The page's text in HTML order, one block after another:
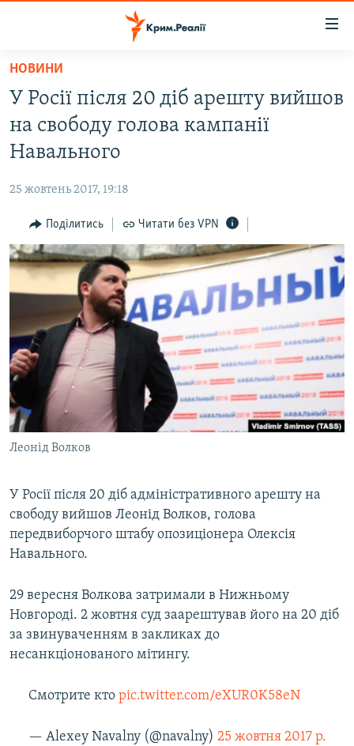
Перейти
основного
матеріалу
Перейти
до
основної
Перейти
до
пошуку
ВОДА.КРИМ
ВІДЕО ТА ФОТО
БЛОГИ
ПОГЛЯД
ІНТЕРВ'Ю
ВСЕ ЗА ДЕНЬ
СПЕЦПРОЕКТИ
ДЕПОРТАЦІЯ
ВІДЕОУРОКИ «ELIFBE»
СВІДЧЕННЯ ОКУПАЦІЇ
УКРАЇНСЬКА ПРОБЛЕМА КРИМУ
ІНФОГРАФІКА
ЯК ОБІЙТИ БЛОКУВАННЯ
Русский
Qırımtatar
ДОЛУЧАЙСЯ!
Усі сайти RFE/RL
НОВИНИ
У Росії після 20 діб арешту вийшов
на свободу голова кампанії
Навального
25 жовтень 2017, 19:18
Поділитись Читати без VPN
Леонід Волков
У Росії після 20 діб адміністративного арешту на
свободу вийшов Леонід Волков, голова
передвиборчого штабу опозиціонера Олексія
Навального.
29 вересня Волкова затримали в Нижньому
Новгороді. 2 жовтня суд заарештував його на 20 діб
за звинуваченням в закликах до
несанкціонованого мітингу.
Смотрите кто pic.twitter.com/eXUR0K58eN
— Alexey Navalny (@navalny) 25 жовтня 2017 р.